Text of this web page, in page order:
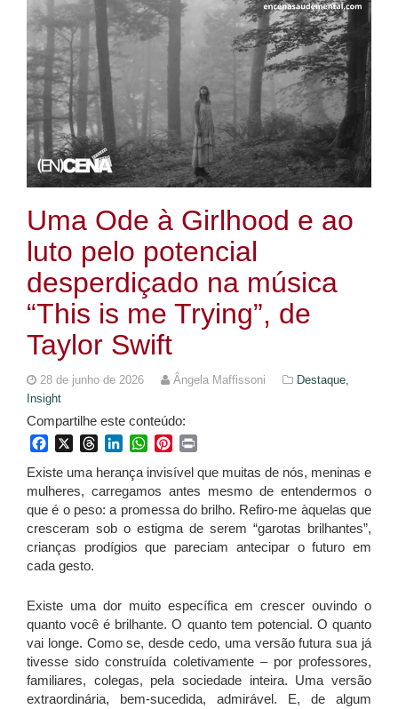
Uma Ode à Girlhood e ao
luto pelo potencial
desperdiçado na música
“This is me Trying”, de
Taylor Swift
28 de junho de 2026 Ângela Maffissoni
Destaque,
Insight
Compartilhe este conteúdo:
FacebookThreadsLinkedInWhatsApp
Pinterest
Existe uma herança invisível que muitas de nós, meninas e
mulheres, carregamos antes mesmo de entendermos o
que é o peso: a promessa do brilho. Refiro-me àquelas que
cresceram sob o estigma de serem “garotas brilhantes”,
crianças prodígios que pareciam antecipar o futuro em
cada gesto.
Existe uma dor muito específica em crescer ouvindo o
quanto você é brilhante. O quanto tem potencial. O quanto
vai longe. Como se, desde cedo, uma versão futura sua já
tivesse sido construída coletivamente – por professores,
familiares, colegas, pela sociedade inteira. Uma versão
extraordinária, bem-sucedida, admirável. E, de algum